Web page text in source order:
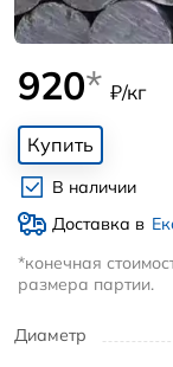
Диаметр
920* ₽/кг
Купить
В наличии
Доставка в
*конечная
размера партии.